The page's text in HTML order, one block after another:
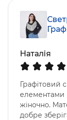
Наталія
Графітовий
елементами
жіночно.
добре